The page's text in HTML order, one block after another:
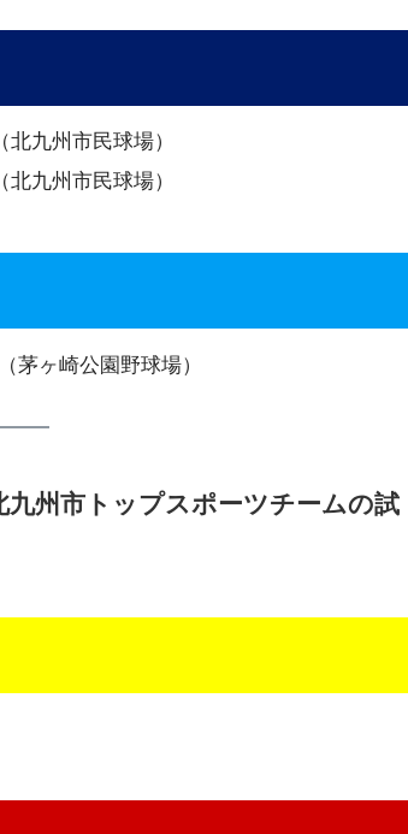
北九州市民球場）
北九州市民球場）
茅ヶ崎公園野球場）
州市トップスポーツチームの試